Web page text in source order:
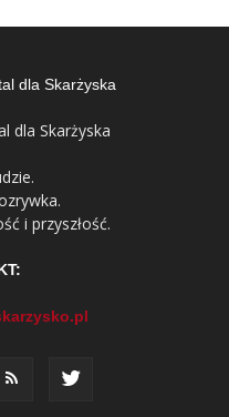
dla Skarżyska
i przyszłość.